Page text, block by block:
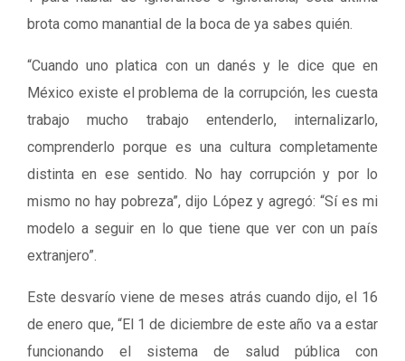
brota como manantial de la boca de ya sabes quién.
“Cuando uno platica con un danés y le dice que en
México existe el problema de la corrupción, les cuesta
trabajo mucho trabajo entenderlo, internalizarlo,
comprenderlo porque es una cultura completamente
distinta en ese sentido. No hay corrupción y por lo
mismo no hay pobreza”, dijo López y agregó: “Sí es mi
modelo a seguir en lo que tiene que ver con un país
extranjero”.
Este desvarío viene de meses atrás cuando dijo, el 16
de enero que, “El 1 de diciembre de este año va a estar
funcionando el sistema de salud pública con